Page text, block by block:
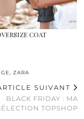
COAT
ZARA
SUIVANT
BLACK FRIDAY : MA
TOPSHOP